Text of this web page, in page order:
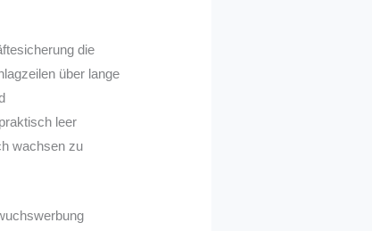
die
über lange
leer
wachsen zu